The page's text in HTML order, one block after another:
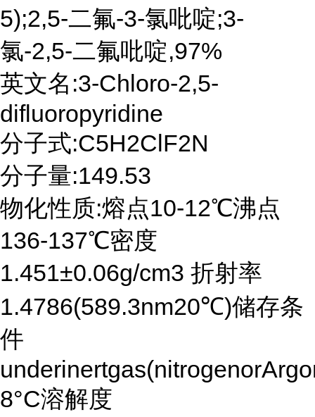
5);2,5-二氟-3-氯吡啶;3-
氯-2,5-二氟吡啶,97%
英文名:3-Chloro-2,5-
difluoropyridine
分子式:C5H2ClF2N
分子量:149.53
物化性质:熔点10-12℃沸点
136-137℃密度
1.451±0.06g/cm3 折射率
1.4786(589.3nm20℃)储存条
件
8°C溶解度